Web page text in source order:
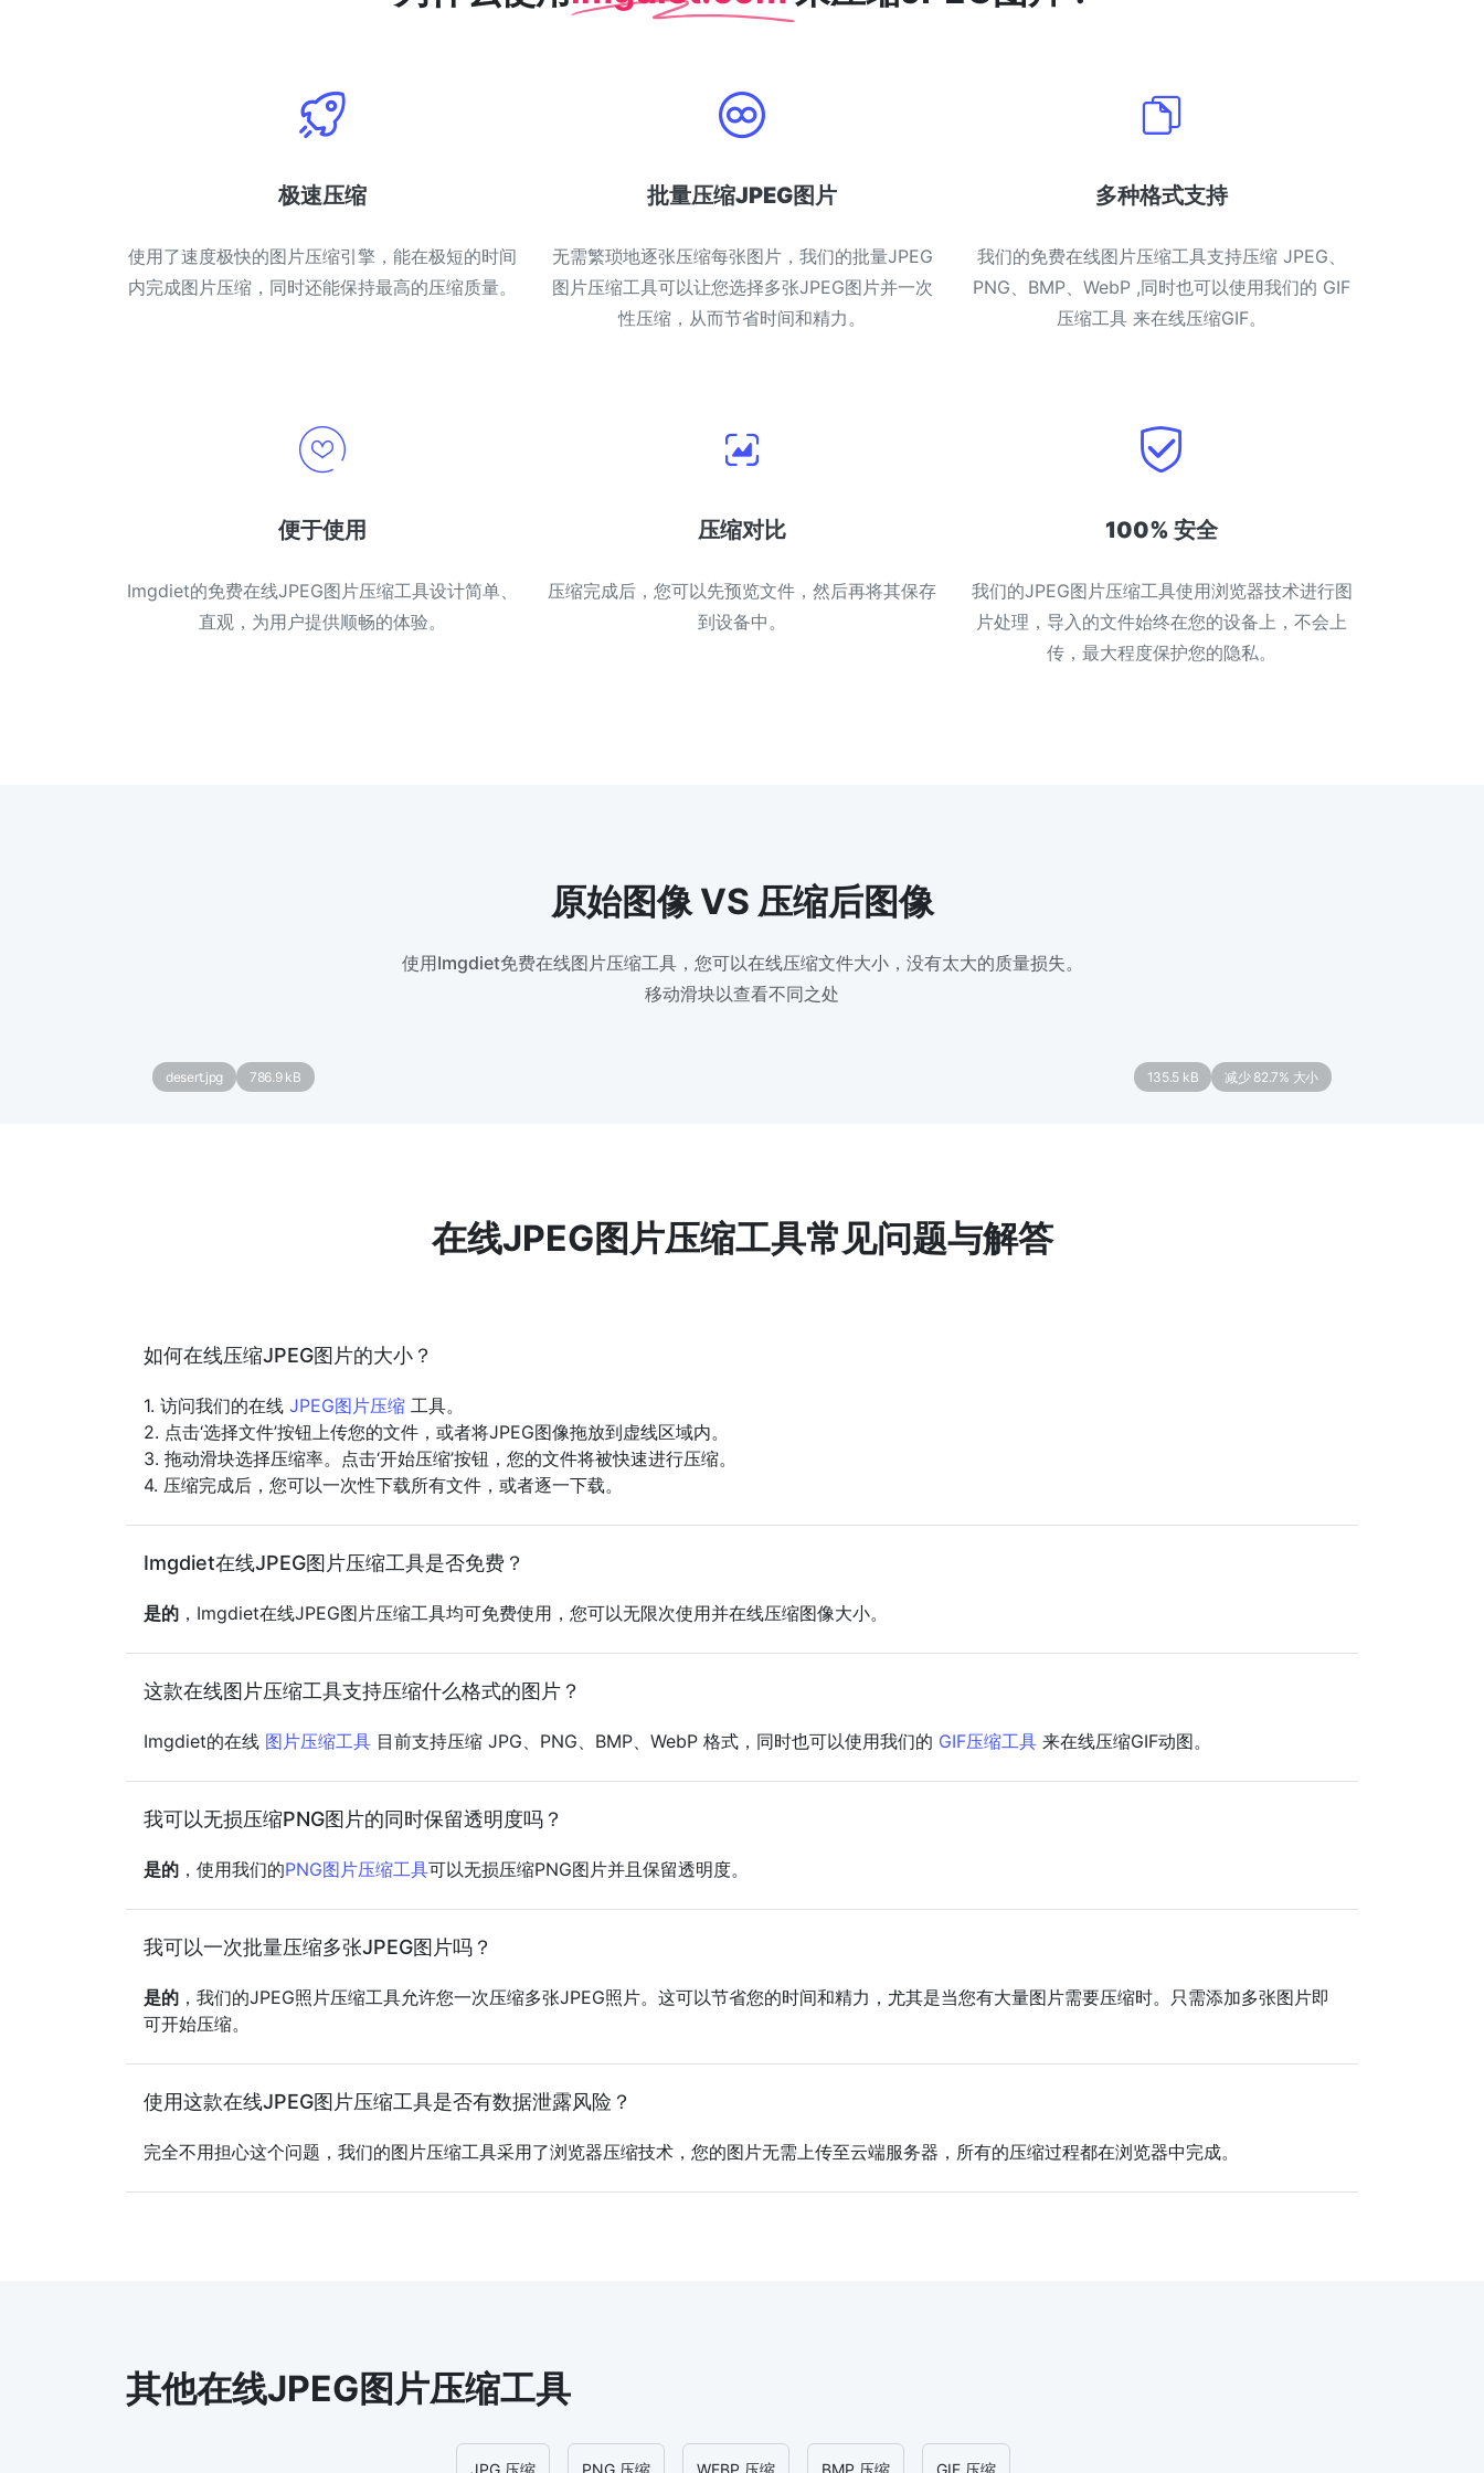
极速压缩
使用了速度极快的图片压缩引擎，能在极短的时间
内完成图片压缩，同时还能保持最高的压缩质量。
批量压缩JPEG图片
无需繁琐地逐张压缩每张图片，我们的批量JPEG
图片压缩工具可以让您选择多张JPEG图片并一次
性压缩，从而节省时间和精力。
多种格式支持
我们的免费在线图片压缩工具支持压缩 JPEG、
PNG、BMP、WebP ,同时也可以使用我们的 GIF
压缩工具 来在线压缩GIF。
便于使用
Imgdiet的免费在线JPEG图片压缩工具设计简单、
直观，为用户提供顺畅的体验。
压缩对比
压缩完成后，您可以先预览文件，然后再将其保存
到设备中。
100% 安全
我们的JPEG图片压缩工具使用浏览器技术进行图
片处理，导入的文件始终在您的设备上，不会上
传，最大程度保护您的隐私。
原始图像 VS 压缩后图像
使用Imgdiet免费在线图片压缩工具，您可以在线压缩文件大小，没有太大的质量损失。
移动滑块以查看不同之处
desert.jpg 786.9 kB 135.5 kB 减少 82.7% 大小
在线JPEG图片压缩工具常见问题与解答
如何在线压缩JPEG图片的大小？
1. 访问我们的在线 JPEG图片压缩 工具。
2. 点击‘选择文件’按钮上传您的文件，或者将JPEG图像拖放到虚线区域内。
3. 拖动滑块选择压缩率。点击‘开始压缩’按钮，您的文件将被快速进行压缩。
4. 压缩完成后，您可以一次性下载所有文件，或者逐一下载。
Imgdiet在线JPEG图片压缩工具是否免费？
是的 ，Imgdiet在线JPEG图片压缩工具均可免费使用，您可以无限次使用并在线压缩图像大小。
这款在线图片压缩工具支持压缩什么格式的图片？
Imgdiet的在线 图片压缩工具 目前支持压缩 JPG、PNG、BMP、WebP 格式，同时也可以使用我们的 GIF压缩工具 来在线压缩GIF动图。
我可以无损压缩PNG图片的同时保留透明度吗？
是的 ，使用我们的PNG图片压缩工具可以无损压缩PNG图片并且保留透明度。
我可以一次批量压缩多张JPEG图片吗？
是的 ，我们的JPEG照片压缩工具允许您一次压缩多张JPEG照片。这可以节省您的时间和精力，尤其是当您有大量图片需要压缩时。只需添加多张图片即
可开始压缩。
使用这款在线JPEG图片压缩工具是否有数据泄露风险？
完全不用担心这个问题，我们的图片压缩工具采用了浏览器压缩技术，您的图片无需上传至云端服务器，所有的压缩过程都在浏览器中完成。
其他在线JPEG图片压缩工具
JPG 压缩 PNG 压缩 WEBP 压缩 BMP 压缩 GIF 压缩